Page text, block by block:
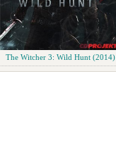
The Witcher 3: Wild Hunt (2014)